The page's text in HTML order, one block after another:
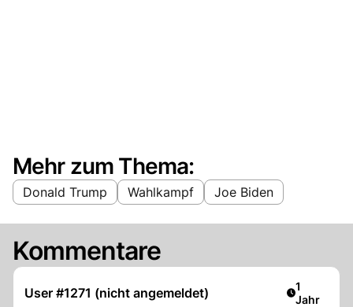
Mehr zum Thema:
Donald Trump Wahlkampf Joe Biden
Kommentare
User #1271 (nicht angemeldet) Artikel
1
Jahr